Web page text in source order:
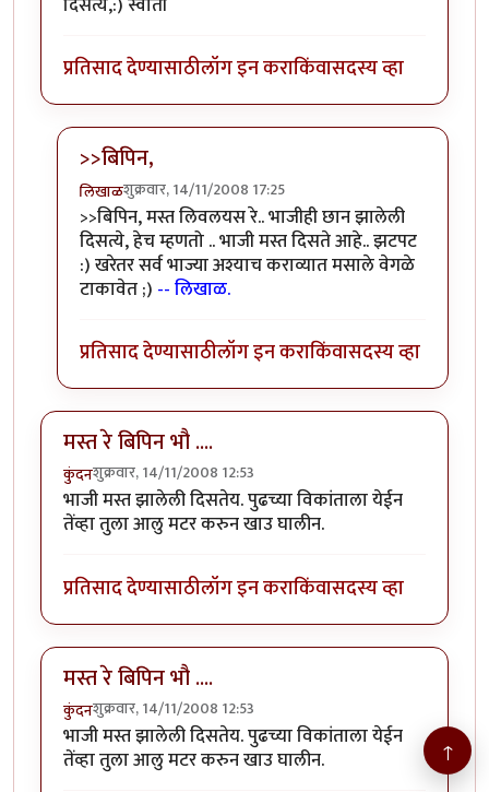
प्रतिसाद देण्यासाठीलॉग इन कराकिंवासदस्य व्हा
>>बिपिन,
लिखाळशुक्रवार, 14/11/2008 17:25
In reply toअरे मस्त..byस्वाती दिनेश
>>बिपिन, मस्त लिवलयस रे.. भाजीही छान झालेली
दिसत्ये, हेच म्हणतो .. भाजी मस्त दिसते आहे.. झटपट
:) खरेतर सर्व भाज्या अश्याच कराव्यात मसाले वेगळे
टाकावेत ;) -- लिखाळ.
प्रतिसाद देण्यासाठीलॉग इन कराकिंवासदस्य व्हा
मस्त रे बिपिन भौ ....
कुंदनशुक्रवार, 14/11/2008 12:53
भाजी मस्त झालेली दिसतेय. पुढच्या विकांताला येईन
तेंव्हा तुला आलु मटर करुन खाउ घालीन.
प्रतिसाद देण्यासाठीलॉग इन कराकिंवासदस्य व्हा
मस्त रे बिपिन भौ ....
कुंदनशुक्रवार, 14/11/2008 12:53
भाजी मस्त झालेली दिसतेय. पुढच्या विकांताला येईन
तेंव्हा तुला आलु मटर करुन खाउ घालीन. ↑